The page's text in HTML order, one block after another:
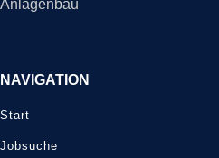
Anlagenbau
NAVIGATION
Start
Jobsuche